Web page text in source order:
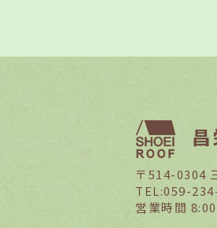
〒514-0304
TEL:059-
営業時間